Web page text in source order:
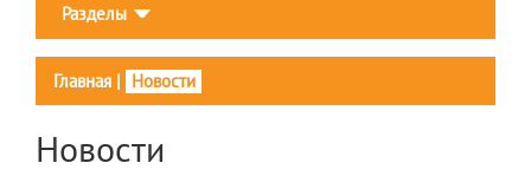
Разделы
Главная | Новости
Новости